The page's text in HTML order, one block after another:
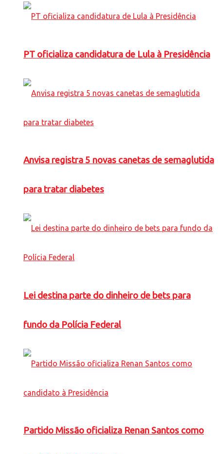
PT oficializa candidatura de Lula à Presidência
Anvisa registra 5 novas canetas de semaglutida
para tratar diabetes
Lei destina parte do dinheiro de bets para
fundo da Polícia Federal
Partido Missão oficializa Renan Santos como